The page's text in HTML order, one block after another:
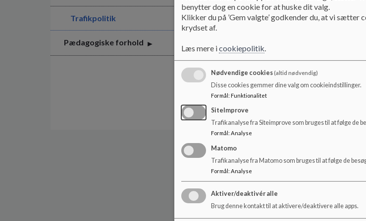
Trafikpolitik
Pædagogiske forhold
At overholde færdselsregler og følge
At vise hensyn i trafikken og dermed
Respekter skolepatruljerne, der
Alle, der færdes i trafikken omkring
og skolepatruljens anvisninger.
Alle, der kan, går eller cykler til og fra
Alle gående trafikanter ved Niels
Alle bilister parkerer i god afstand fra
Elever under 15 år, må ikke færdes
benytter dog en cookie for at huske dit valg.
Klikker du på ’Gem valgte’ godkender du, at vi sætter
krydset af.
Læs mere icookiepolitik.
Nødvendige cookies(altid nødvendig)
Disse cookies gemmer dine valg om cookieindstillinger.
Formål: Funktionalitet
SiteImprove
Trafikanalyse fra Siteimprove som bruges til at følge de
Formål : Analyse
Matomo
Trafikanalyse fra Matomo som bruges til at følge de
Formål : Analyse
Aktiver/deaktivér alle
Brug denne kontakt til at aktivere/deaktivere alle apps.